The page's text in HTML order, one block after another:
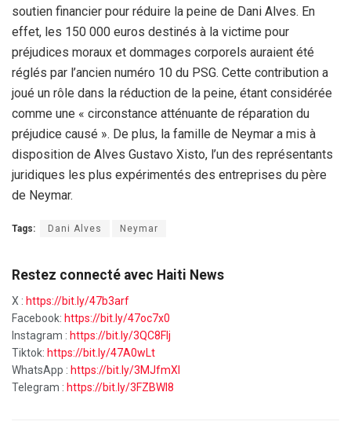
soutien financier pour réduire la peine de Dani Alves. En
effet, les 150 000 euros destinés à la victime pour
préjudices moraux et dommages corporels auraient été
réglés par l’ancien numéro 10 du PSG. Cette contribution a
joué un rôle dans la réduction de la peine, étant considérée
comme une « circonstance atténuante de réparation du
préjudice causé ». De plus, la famille de Neymar a mis à
disposition de Alves Gustavo Xisto, l’un des représentants
juridiques les plus expérimentés des entreprises du père
de Neymar.
Tags: Dani Alves Neymar
Restez connecté avec Haiti News
X : https://bit.ly/47b3arf
Facebook: https://bit.ly/47oc7x0
Instagram : https://bit.ly/3QC8FIj
Tiktok: https://bit.ly/47A0wLt
WhatsApp : https://bit.ly/3MJfmXI
Telegram : https://bit.ly/3FZBWI8